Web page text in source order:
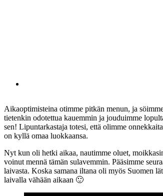
Aikaoptimisteina otimme pitkän menun, ja
tietenkin odotettua kauemmin ja jouduimme
sen! Lipuntarkastaja totesi, että olimme
on kyllä omaa luokkaansa.
Nyt kun oli hetki aikaa, nautimme oluet,
voinut mennä tämän sulavemmin. Pääsimme
laivasta. Koska samana iltana oli myös Suomen
laivalla vähään aikaan 🙂